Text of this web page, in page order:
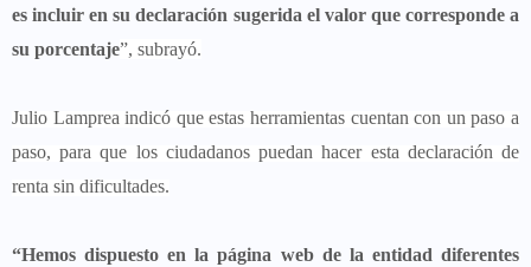
es incluir en su declaración sugerida el valor que corresponde a
su porcentaje”, subrayó.
Julio Lamprea indicó que estas herramientas cuentan con un paso a
paso, para que los ciudadanos puedan hacer esta declaración de
renta sin dificultades.
“Hemos dispuesto en la página web de la entidad diferentes